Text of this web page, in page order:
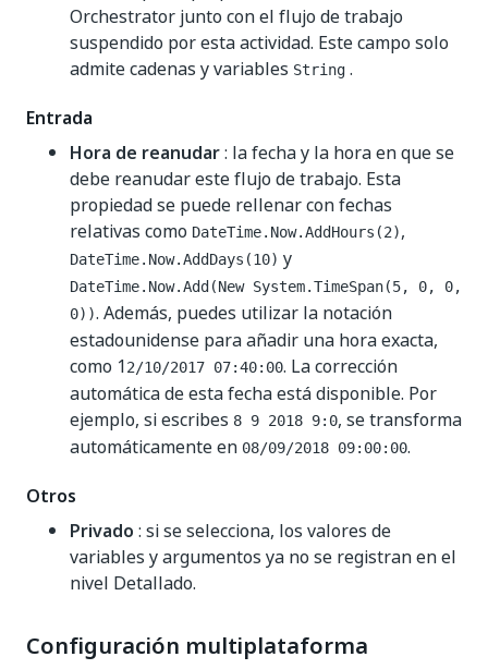
Orchestrator junto con el flujo de trabajo
suspendido por esta actividad. Este campo solo
admite cadenas y variables String .
Entrada
Hora de reanudar: la fecha y la hora en que se
debe reanudar este flujo de trabajo. Esta
propiedad se puede rellenar con fechas
relativas como DateTime.Now.AddHours(2),
DateTime.Now.AddDays(10) y
DateTime.Now.Add(New System.TimeSpan(5, 0, 0,
0)). Además, puedes utilizar la notación
estadounidense para añadir una hora exacta,
como 12/10/2017 07:40:00. La corrección
automática de esta fecha está disponible. Por
ejemplo, si escribes 8 9 2018 9:0, se transforma
automáticamente en 08/09/2018 09:00:00.
Otros
Privado : si se selecciona, los valores de
variables y argumentos ya no se registran en el
nivel Detallado.
Configuración multiplataforma